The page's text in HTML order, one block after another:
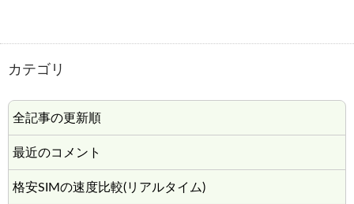
カテゴリ
全記事の更新順
最近のコメント
格安SIMの速度比較(リアルタイム)